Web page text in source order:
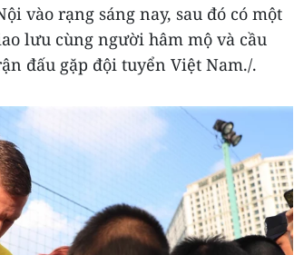
vào rạng sáng nay, sau đó có một
lưu cùng người hâm mộ và cầu
đấu gặp đội tuyển Việt Nam./.